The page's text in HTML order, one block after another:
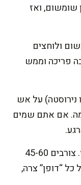
שומשום, ואז
ולוחצים
פריכה וממש
נירוסטה) על אש
חמה. אם אתם שמים
מניחים את הטונה במחבת בלי להזיז. צורבים 45-60
20-30 שניות על כל “דופן” צרה,